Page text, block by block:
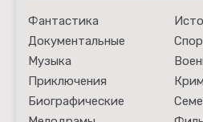
Фантастика
Документальные
Музыка
Приключения
Биографические